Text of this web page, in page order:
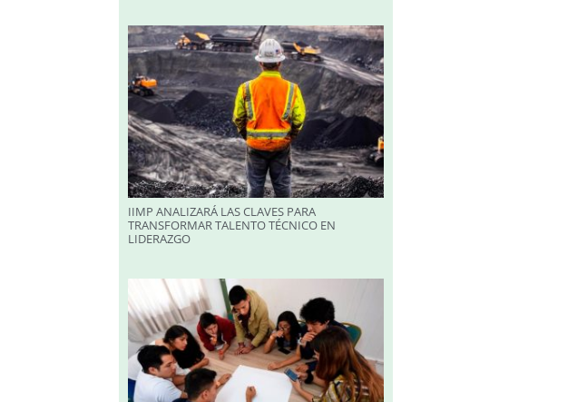
IIMP ANALIZARÁ LAS CLAVES PARA
TRANSFORMAR TALENTO TÉCNICO EN
LIDERAZGO